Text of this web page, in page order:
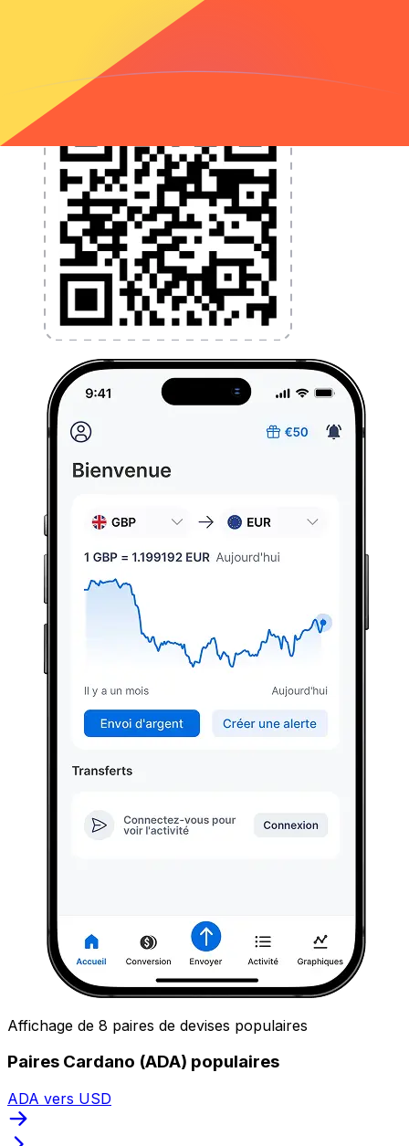
l'application dès aujourd'hui !
Affichage de 8 paires de devises populaires
Paires Cardano (ADA) populaires
ADA vers USD